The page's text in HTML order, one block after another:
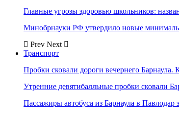
Главные угрозы здоровью школьников:
Минобрнауки РФ утвердило новые
Prev Next
Транспорт
Пробки сковали дороги вечернего Барнаула.
Утренние девятибалльные пробки сковали
Пассажиры автобуса из Барнаула в Павлодар